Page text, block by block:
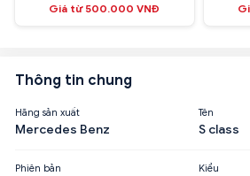
Giá từ 500.000 VNĐ
Thông tin chung
Hãng sản xuất
Mercedes Benz
Tên
S class
Phiên bản Kiểu